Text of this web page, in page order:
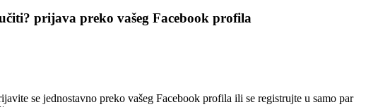
prijava preko vašeg Facebook profila
se jednostavno preko vašeg Facebook profila ili se registrujte u samo par